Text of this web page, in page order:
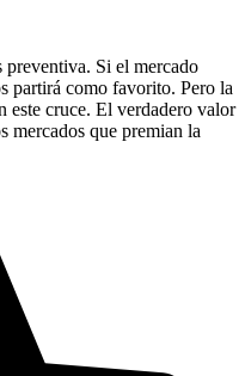
preventiva. Si el mercado
partirá como favorito. Pero la
este cruce. El verdadero valor
mercados que premian la